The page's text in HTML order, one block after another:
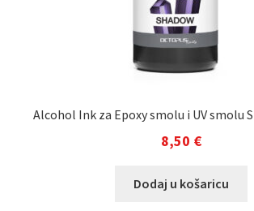
Alcohol Ink za Epoxy smolu i UV smolu
8,50 €
Dodaj u košaricu